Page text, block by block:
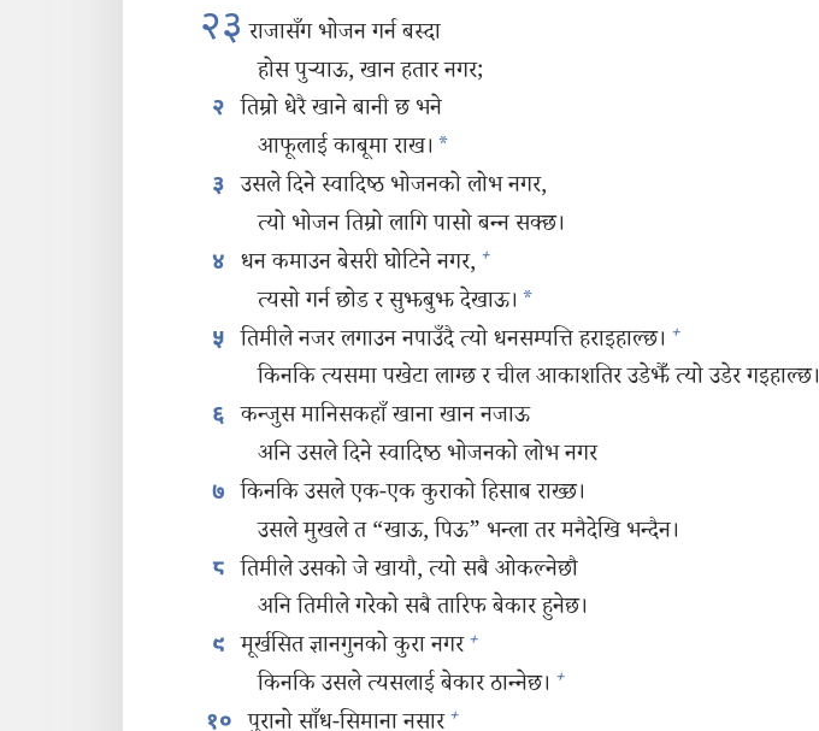
२३ राजासँग भोजन गर्न बस्दा
होस पुऱ्‍याऊ, खान हतार नगर;
२ तिम्रो धेरै खाने बानी छ भने
आफूलाई काबूमा राख। *
३ उसले दिने स्वादिष्ठ भोजनको लोभ नगर,
त्यो भोजन तिम्रो लागि पासो बन्‍न सक्छ।
४ धन कमाउन बेसरी घोटिने नगर, +
त्यसो गर्न छोड र सुझबुझ देखाऊ। *
५ तिमीले नजर लगाउन नपाउँदै त्यो धनसम्पत्ति हराइहाल्छ। +
किनकि त्यसमा पखेटा लाग्छ र चील आकाशतिर उडेझैँ त्यो उडेर गइहाल्छ।
६ कन्जुस मानिसकहाँ खाना खान नजाऊ
अनि उसले दिने स्वादिष्ठ भोजनको लोभ नगर
७ किनकि उसले एक-एक कुराको हिसाब राख्छ।
उसले मुखले त “खाऊ, पिऊ” भन्ला तर मनैदेखि भन्दैन।
८ तिमीले उसको जे खायौ, त्यो सबै ओकल्नेछौ
अनि तिमीले गरेको सबै तारिफ बेकार हुनेछ।
९ मूर्खसित ज्ञानगुनको कुरा नगर +
किनकि उसले त्यसलाई बेकार ठान्‍नेछ। +
१० +